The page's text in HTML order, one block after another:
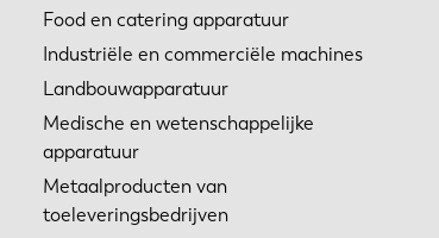
Food en catering apparatuur
Industriële en commerciële machines
Landbouwapparatuur
Medische en wetenschappelijke
apparatuur
Metaalproducten van
toeleveringsbedrijven